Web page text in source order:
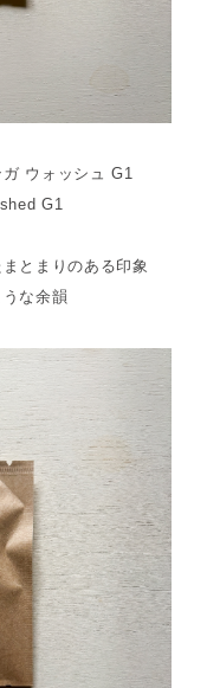
ウォッシュ G1
G1
とまりのある印象
な余韻